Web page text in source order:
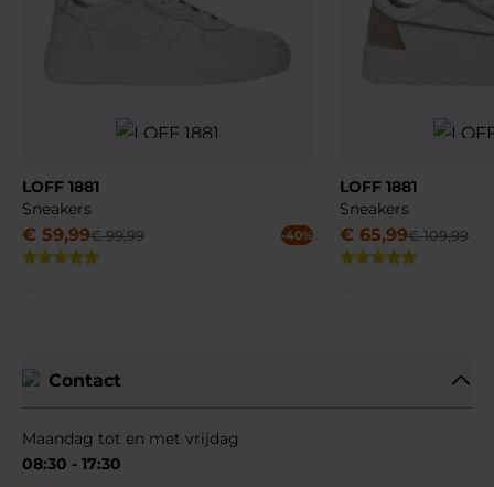
LOFF 1881
Sneakers
€ 59,99€ 99,99 -40%
LOFF 1881
Sneakers
€ 65,99€ 109,99
Contact
Maandag tot en met vrijdag
08:30 - 17:30